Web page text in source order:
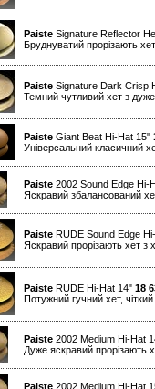
Paiste Signature Reflector
Бруднуватий прорізають
Paiste Signature Dark Crisp
Темний чутливий хет з
Paiste Giant Beat Hi-Hat 15"
Універсальний класичний
Paiste 2002 Sound Edge Hi-
Яскравий збалансований
Paiste RUDE Sound Edge
Яскравий прорізають хет з
Paiste RUDE Hi-Hat 14" 18
Потужний гучний хет,
Paiste 2002 Medium Hi-Hat
Дуже яскравий прорізають
Paiste 2002 Medium Hi-Hat